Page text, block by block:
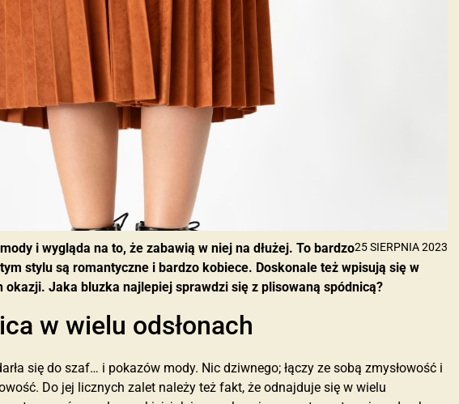
25 SIERPNIA 2023
i wygląda na to, że zabawią w niej na dłużej. To bardzo
stylu są romantyczne i bardzo kobiece. Doskonale też wpisują się w
Jaka bluzka najlepiej sprawdzi się z plisowaną spódnicą?
w wielu odsłonach
się do szaf… i pokazów mody. Nic dziwnego; łączy ze sobą zmysłowość i
Do jej licznych zalet należy też fakt, że odnajduje się w wielu